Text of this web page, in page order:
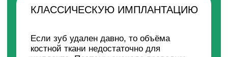
ОСТАВЬТЕ ЗАЯВКУ, ЧТОБЫ ЗАПИСАТЬСЯ
НА КОНСУЛЬТАЦИЮ ПО ИМПЛАНТАЦИИ